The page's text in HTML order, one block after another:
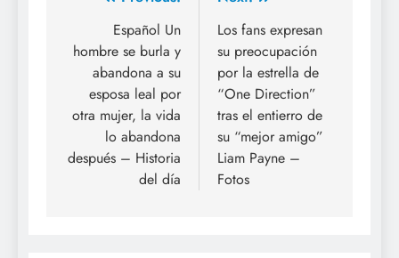
Español Un
hombre se burla y
abandona a su
esposa leal por
otra mujer, la vida
lo abandona
después – Historia
del día
Los fans expresan
su preocupación
por la estrella de
“One Direction”
tras el entierro de
su “mejor amigo”
Liam Payne –
Fotos